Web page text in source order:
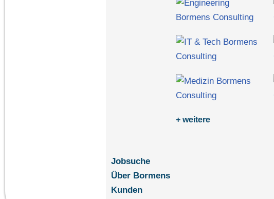
+ weitere
Jobsuche
Über Bormens
Kunden